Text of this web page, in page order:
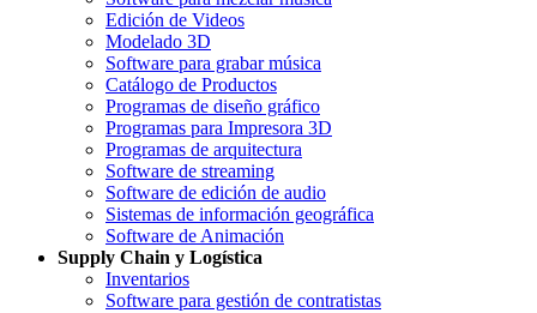
Edición de Videos
Modelado 3D
Software para grabar música
Catálogo de Productos
Programas de diseño gráfico
Programas para Impresora 3D
Programas de arquitectura
Software de streaming
Software de edición de audio
Sistemas de información geográfica
Software de Animación
Supply Chain y Logística
Inventarios
Software para gestión de contratistas